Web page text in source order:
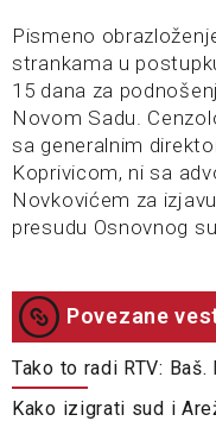
Pismeno
strankama u
15 dana za
Novom Sadu.
sa generalnim
Koprivicom, ni sa
Novkovićem za
presudu Osnovnog
Povezane
Tako to radi RTV: Baš.
Kako izigrati sud i